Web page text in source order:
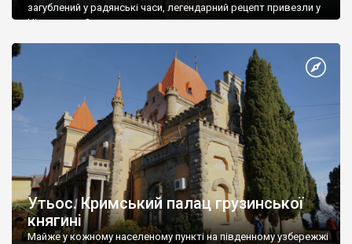
загублений у радянські часи, легендарний рецепт привезли у
Ніжин греки?
Утьос. Кримський палац грузинської
княгині
Майже у кожному населеному пункті на південному узбережжі